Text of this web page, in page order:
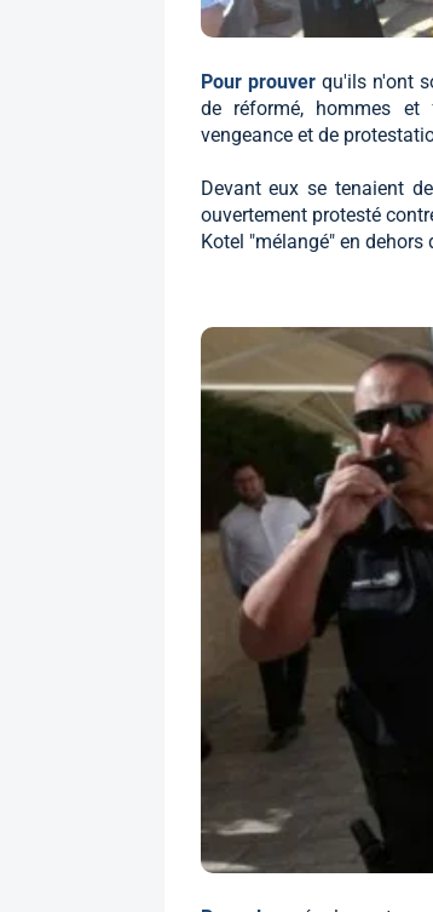
Pour prouver qu'ils n'ont
de réformé, hommes et
vengeance et de
Devant eux se tenaient
ouvertement protesté
Kotel "mélangé" en dehors